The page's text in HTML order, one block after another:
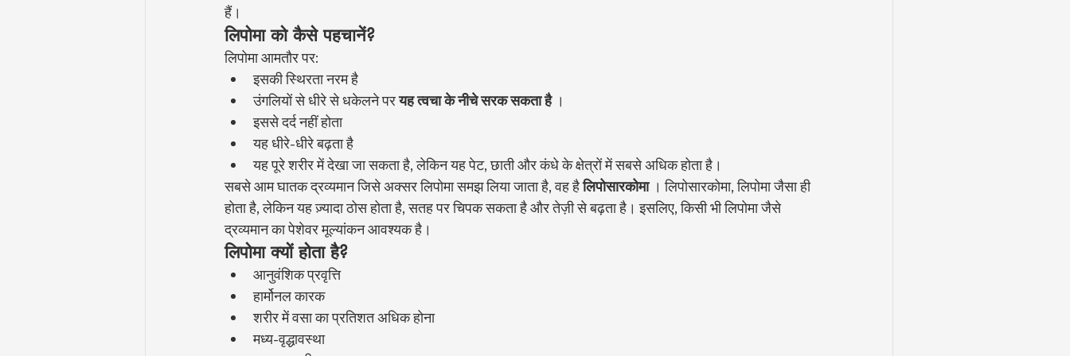
हैं।
लिपोमा को कैसे पहचानें?
लिपोमा आमतौर पर:
इसकी स्थिरता नरम है
उंगलियों से धीरे से धकेलने पर यह त्वचा के नीचे सरक सकता है ।
इससे दर्द नहीं होता
यह धीरे-धीरे बढ़ता है
यह पूरे शरीर में देखा जा सकता है, लेकिन यह पेट, छाती और कंधे के क्षेत्रों में सबसे अधिक होता है।
सबसे आम घातक द्रव्यमान जिसे अक्सर लिपोमा समझ लिया जाता है, वह है लिपोसारकोमा । लिपोसारकोमा, लिपोमा जैसा ही
होता है, लेकिन यह ज़्यादा ठोस होता है, सतह पर चिपक सकता है और तेज़ी से बढ़ता है। इसलिए, किसी भी लिपोमा जैसे
द्रव्यमान का पेशेवर मूल्यांकन आवश्यक है।
लिपोमा क्यों होता है?
आनुवंशिक प्रवृत्ति
हार्मोनल कारक
शरीर में वसा का प्रतिशत अधिक होना
मध्य-वृद्धावस्था